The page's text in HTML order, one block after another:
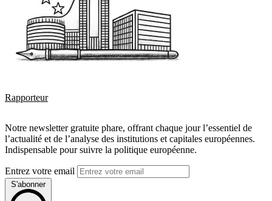
Rapporteur
Notre newsletter gratuite phare, offrant chaque jour l’essentiel de
l’actualité et de l’analyse des institutions et capitales européennes.
Indispensable pour suivre la politique européenne.
Entrez votre email
S'abonner